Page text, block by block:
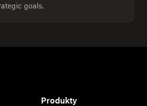
goals.
Produkty